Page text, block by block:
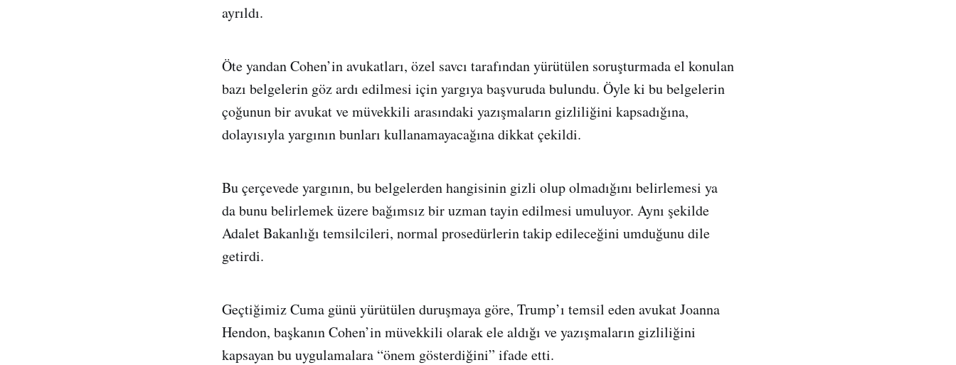
ayrıldı.
Öte yandan Cohen’in avukatları, özel savcı tarafından yürütülen soruşturmada el konulan
bazı belgelerin göz ardı edilmesi için yargıya başvuruda bulundu. Öyle ki bu belgelerin
çoğunun bir avukat ve müvekkili arasındaki yazışmaların gizliliğini kapsadığına,
dolayısıyla yargının bunları kullanamayacağına dikkat çekildi.
Bu çerçevede yargının, bu belgelerden hangisinin gizli olup olmadığını belirlemesi ya
da bunu belirlemek üzere bağımsız bir uzman tayin edilmesi umuluyor. Aynı şekilde
Adalet Bakanlığı temsilcileri, normal prosedürlerin takip edileceğini umduğunu dile
getirdi.
Geçtiğimiz Cuma günü yürütülen duruşmaya göre, Trump’ı temsil eden avukat Joanna
Hendon, başkanın Cohen’in müvekkili olarak ele aldığı ve yazışmaların gizliliğini
kapsayan bu uygulamalara “önem gösterdiğini” ifade etti.